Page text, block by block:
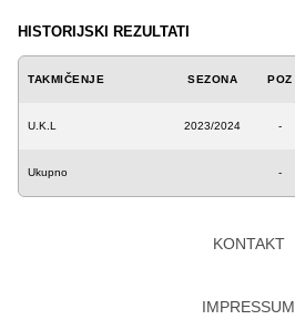
HISTORIJSKI REZULTATI
TAKMIČENJE SEZONA POZ
U.K.L 2023/2024 -
Ukupno -
KONTAKT
IMPRESSUM